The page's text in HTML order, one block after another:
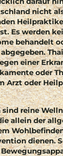
nicht
Es werden
behandelt
einer
oder
Arzt oder
sind reine
allein der
dienen.